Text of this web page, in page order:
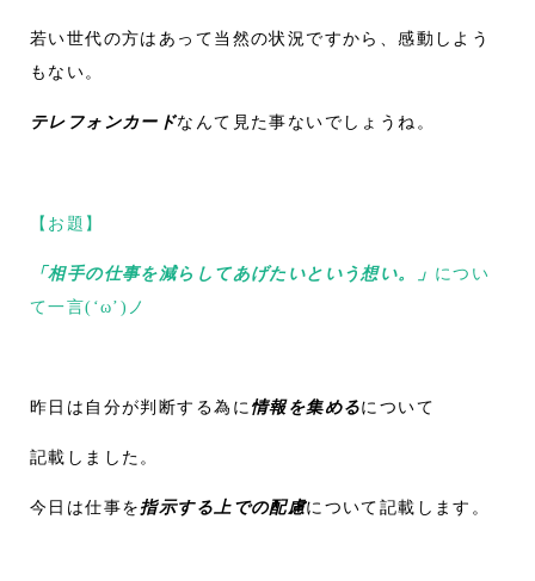
若い世代の方はあって当然の状況ですから、感動しよう
もない。
テレフォンカードなんて見た事ないでしょうね。
【お題】
「相手の仕事を減らしてあげたいという想い。」 につい
て一言(‘ω’)ノ
昨日は自分が判断する為に 情報を集めるについて
記載しました。
今日は仕事を指示する上での配慮について記載します。